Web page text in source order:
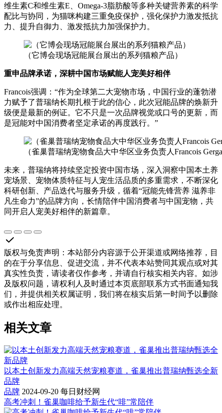
维生素C和维生素E、Omega-3脂肪酸等多种关键营养素的科学
配比与协同，为猫咪构建三重免疫保护，强化保护力激发抵抗
力、提升自御力、激发抵抗力加强保护力。
（它博会现场冠能展台展出的系列猫粮产品）
重申品牌承诺，深耕中国市场赋能人宠美好相伴
Francois强调：“作为全球第二大宠物市场，中国行业的蓬勃潜
力赋予了普瑞纳长期扎根于此的信心，此次冠能品牌的焕新升
级便是最新的例证。它不只是一次品牌视觉或口号的更新，而
是冠能对中国消费者坚定承诺的再度践行。”
（雀巢普瑞纳宠物食品大中华区业务负责人Francois
未来，普瑞纳将持续坚定投资中国市场，深入洞察中国本土养
宠场景、宠物体质特征与人宠生活品质的多重需求，不断深化
科研创新、产品迭代与服务升级，循着“冠能先锋营养 滋养非
凡生命力”的品牌方向，长情陪伴中国消费者与中国宠物，共
同开启人宠美好相伴的新篇章。
版权与免责声明 ： 本站部分内容源于公开渠道或网络推荐，目
的在于分享信息、促进交流，并不代表本站赞同其观点或对其
真实性负责，请读者仅作参考，并请自行核实相关内容。如涉
及版权问题，请权利人及时通过本页底部联系方式书面通知我
们，并提供相关权属证明，我们将在核实后第一时间予以删除
或作出相应处理。
相关文章
以本土创新发力高端天然宠粮赛道，雀巢推出普瑞纳甄选全新
品牌
品牌 2024-09-20 每日财经网
​高考冲刺！雀巢咖啡给予新生代“啡”常陪伴